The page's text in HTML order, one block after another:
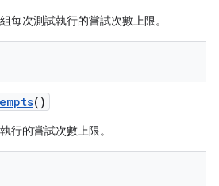
每次測試執行的嘗試次數上限。
()
行的嘗試次數上限。